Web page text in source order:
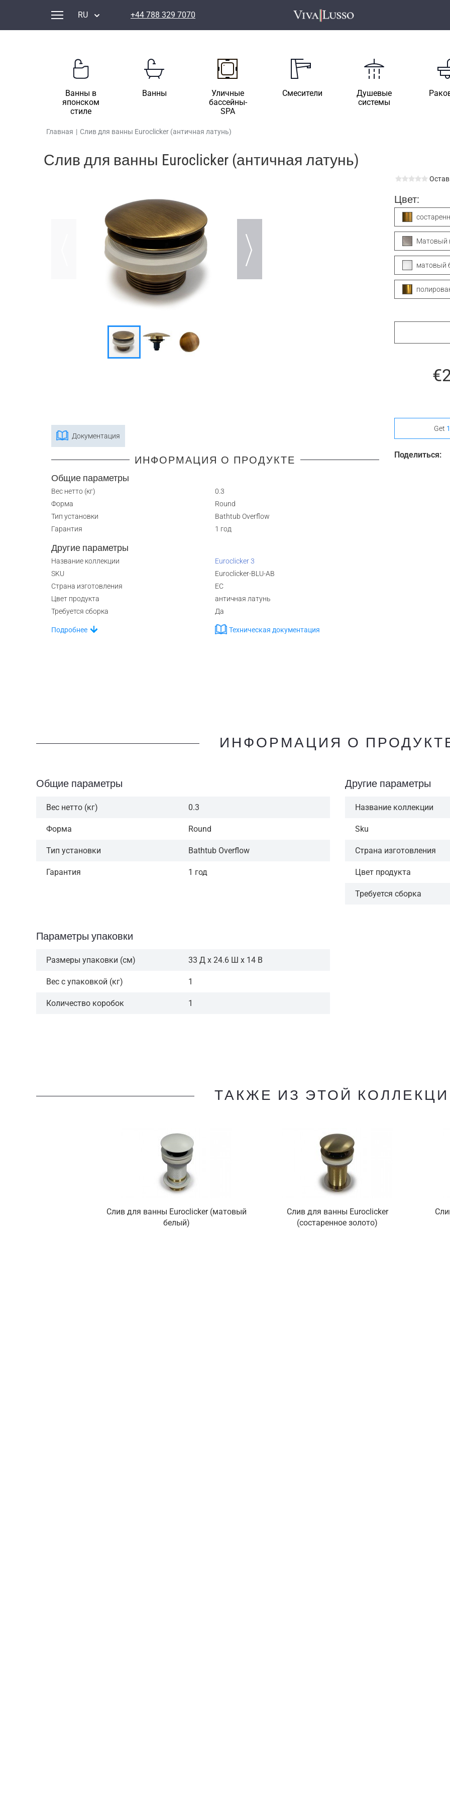
RU +44 788 329 7070
Ванны в
японском
стиле
Ванны
Уличные
бассейны-
SPA
Смесители
Душевые
системы
Главная | Слив для ванны Euroclicker (античная латунь)
Слив для ванны Euroclicker (античная латунь)
Документация
ИНФОРМАЦИЯ О ПРОДУКТЕ
Общие параметры
Вес нетто (кг)
0.3
Форма
Round
Тип установки
Bathtub Overflow
Гарантия
1 год
Другие параметры
Название коллекции
Euroclicker 3
SKU
Euroclicker-BLU-AB
Страна изготовления
ЕС
Цвет продукта
античная латунь
Требуется сборка
Да
Подробнее Техническая документация
Цвет:
Матовый
матовый
Get
Поделиться:
ИНФОРМАЦИЯ О
Общие параметры
Вес нетто (кг) 0.3
Форма Round
Тип установки Bathtub Overflow
Гарантия 1 год
Другие параметры
Название коллекции
Sku
Страна изготовления
Цвет продукта
Требуется сборка
Параметры упаковки
Размеры упаковки (см) 33 Д x 24.6 Ш x 14 В
Вес с упаковкой (кг) 1
Количество коробок 1
ТАКЖЕ ИЗ ЭТОЙ
Слив для ванны Euroclicker (матовый
белый)
Слив для ванны Euroclicker
(состаренное золото)